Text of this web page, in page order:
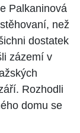
Palkaninová
než
dostatek
zázemí v
Rozhodli
domu se